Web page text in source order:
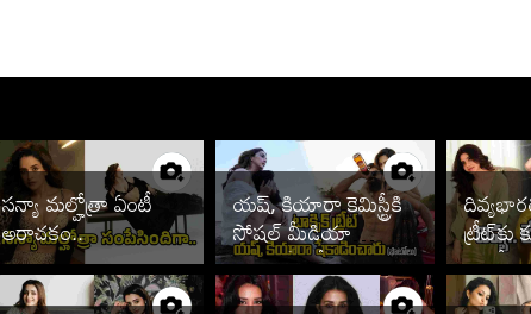
సన్యా మల్హోత్రా ఏంటీ
అరాచకం..
యష్, కియారా కెమిస్ట్రీకి
సోషల్ మీడియా
తగలడిపోతోందిగా..
ట్రీట్‌కు
ఫొటోలు